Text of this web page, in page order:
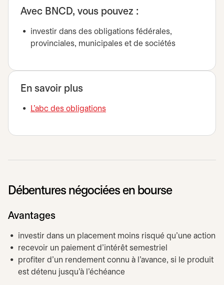
Avec BNCD, vous pouvez :
investir dans des obligations fédérales,
provinciales, municipales et de sociétés
En savoir plus
L'abc des obligations
Débentures négociées en bourse
Avantages
investir dans un placement moins risqué qu’une action
recevoir un paiement d’intérêt semestriel
profiter d’un rendement connu à l’avance, si le produit
est détenu jusqu’à l’échéance